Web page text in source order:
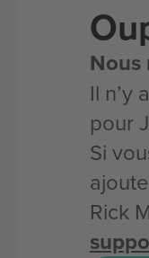
Nous
Il n’y
pour
Si
Rick